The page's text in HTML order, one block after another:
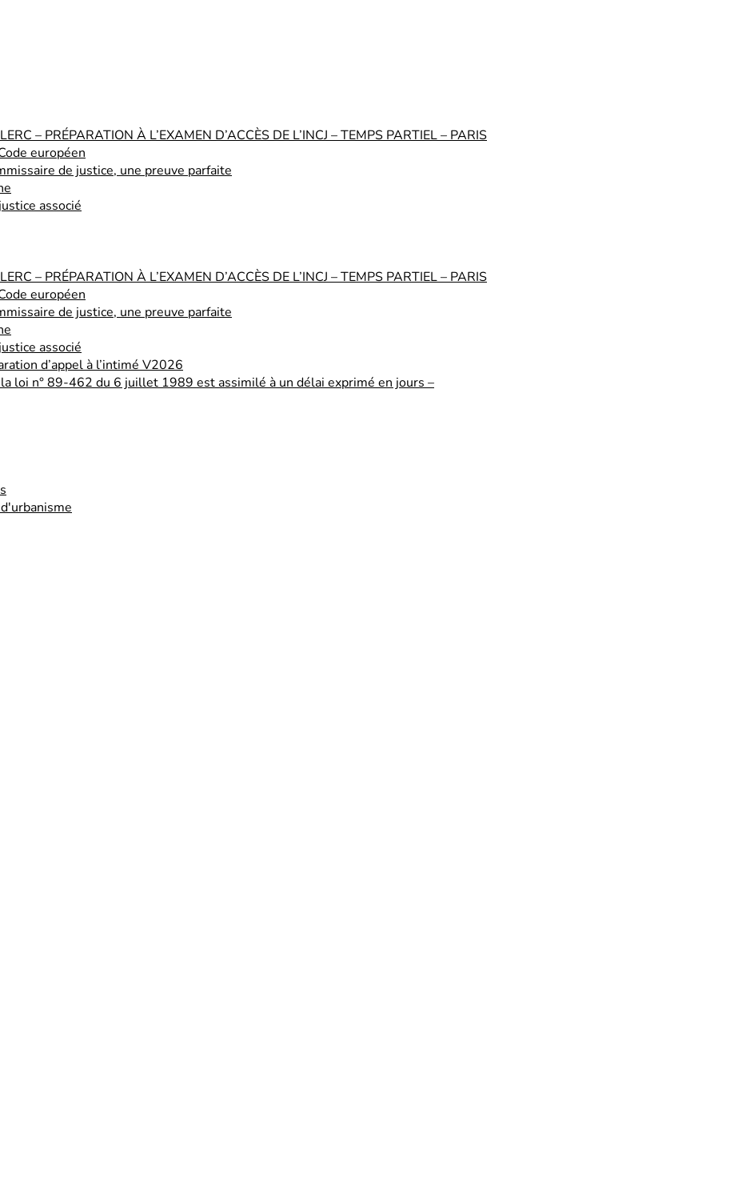
– PRÉPARATION À L’EXAMEN D’ACCÈS DE L’INCJ – TEMPS PARTIEL – PARIS
européen
de justice, une preuve parfaite
associé
– PRÉPARATION À L’EXAMEN D’ACCÈS DE L’INCJ – TEMPS PARTIEL – PARIS
européen
de justice, une preuve parfaite
associé
d’appel à l’intimé V2026
loi n° 89-462 du 6 juillet 1989 est assimilé à un délai exprimé en jours –